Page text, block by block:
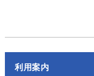
利用案内